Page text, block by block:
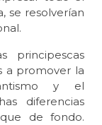
se resolverían
principescas
a promover la
y el
diferencias
de fondo.